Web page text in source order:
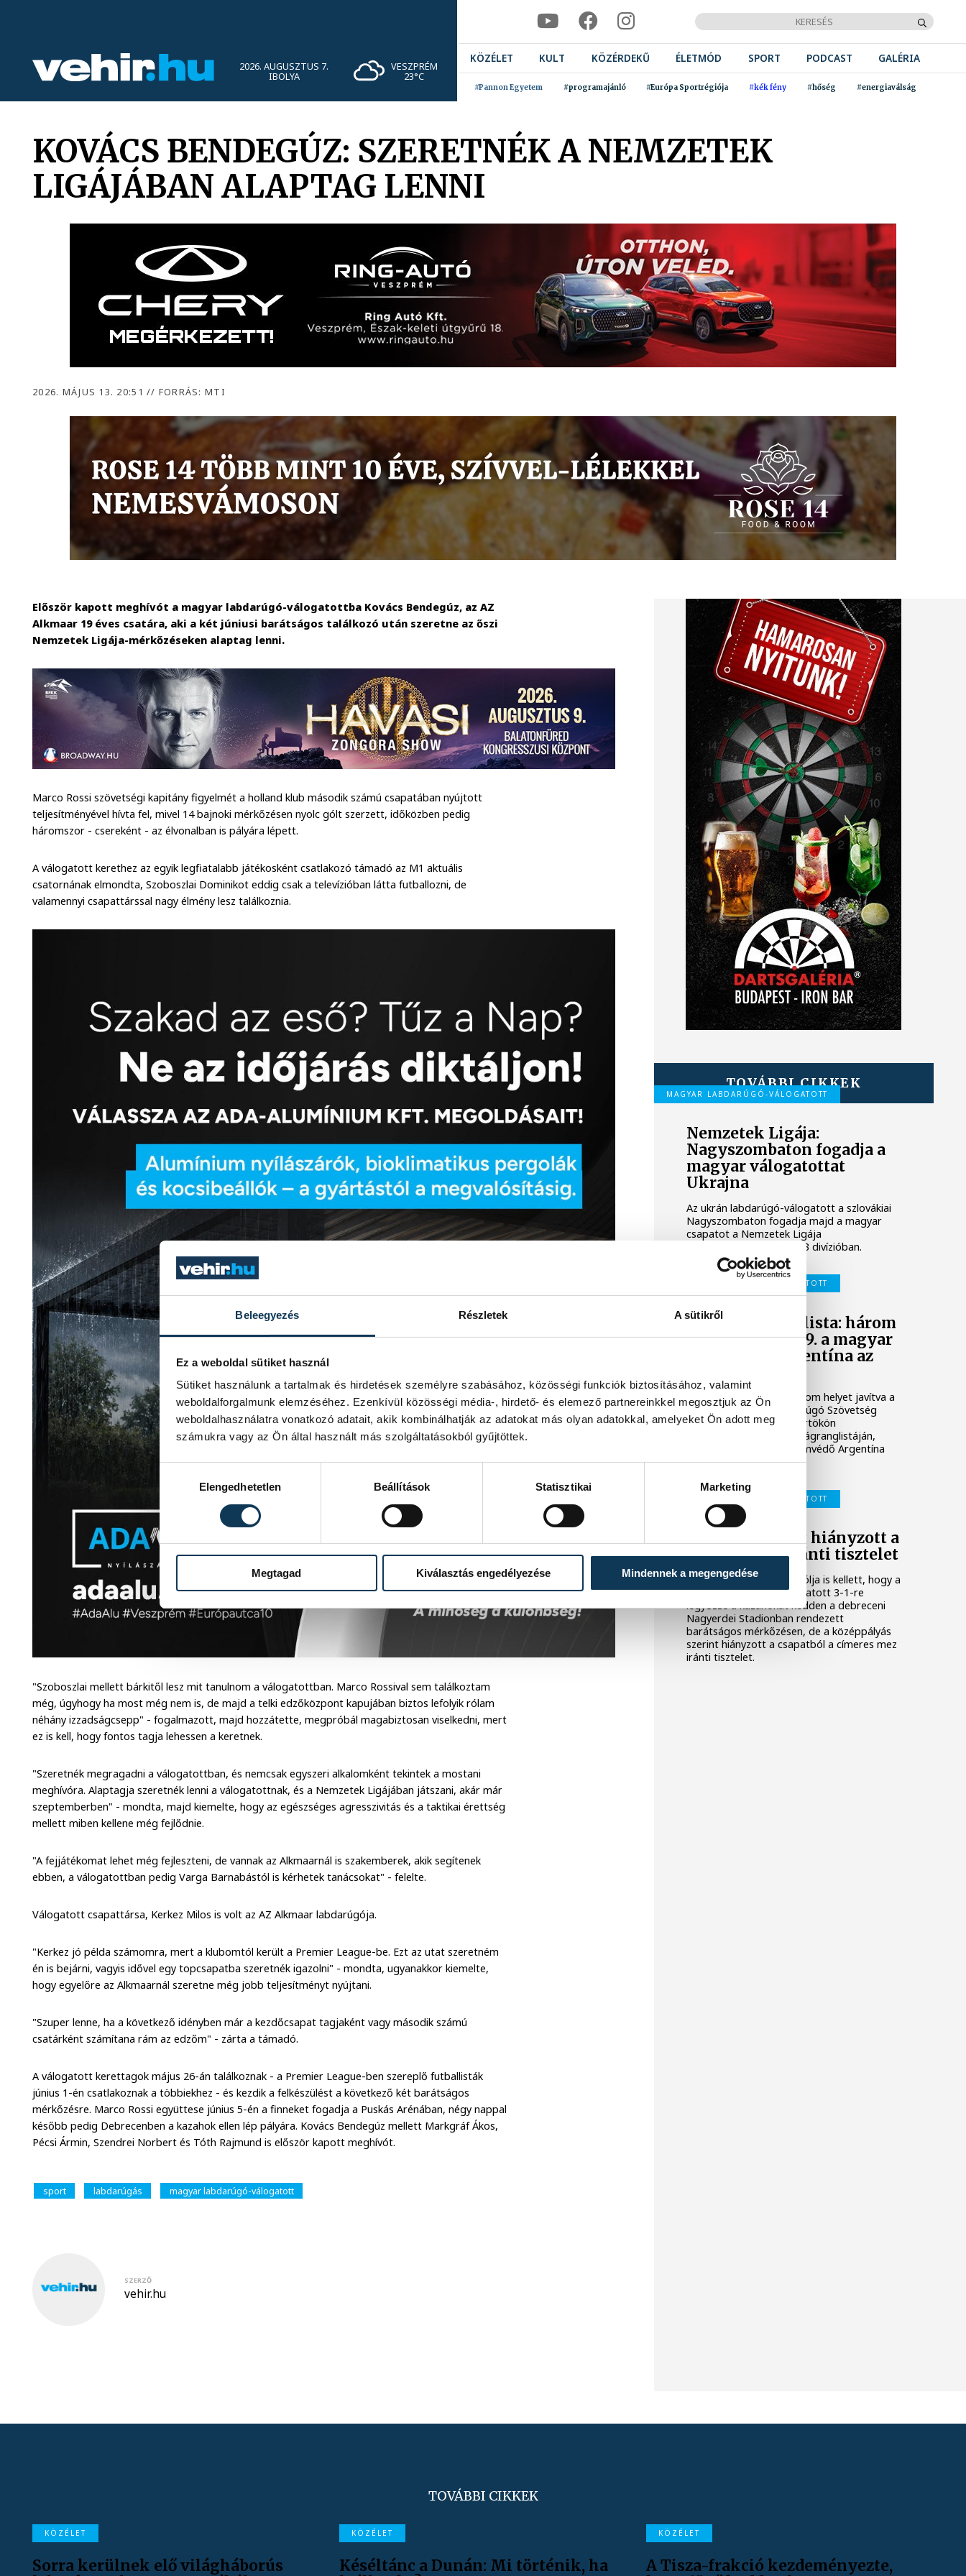
Beleegyezés Részletek A sütikről
Ez a weboldal sütiket használ
Sütiket használunk a tartalmak és hirdetések személyre szabásához, közösségi funkciók biztosításához, valamint
weboldalforgalmunk elemzéséhez. Ezenkívül közösségi média-, hirdető- és elemező partnereinkkel megosztjuk az Ön
weboldalhasználatra vonatkozó adatait, akik kombinálhatják az adatokat más olyan adatokkal, amelyeket Ön adott meg
számukra vagy az Ön által használt más szolgáltatásokból gyűjtöttek.
Elengedhetetlen
Beállítások Statisztikai Marketing
Megtagad Kiválasztás engedélyezése Mindennek a megengedése
2026. AUGUSZTUS 7.
IBOLYA
VESZPRÉM
23°C
KÖZÉLET KULT KÖZÉRDEKŰ ÉLETMÓD SPORT PODCAST GALÉRIA
#Pannon Egyetem #programajánló #Európa Sportrégiója #kék fény #hőség #energiaválság
KOVÁCS BENDEGÚZ: SZERETNÉK A NEMZETEK
LIGÁJÁBAN ALAPTAG LENNI
2026. MÁJUS 13. 20:51// FORRÁS: MTI
Először kapott meghívót a magyar labdarúgó-válogatottba Kovács Bendegúz, az AZ
Alkmaar 19 éves csatára, aki a két júniusi barátságos találkozó után szeretne az őszi
Nemzetek Ligája-mérkőzéseken alaptag lenni.
Marco Rossi szövetségi kapitány figyelmét a holland klub második számú csapatában nyújtott
teljesítményével hívta fel, mivel 14 bajnoki mérkőzésen nyolc gólt szerzett, időközben pedig
háromszor - csereként - az élvonalban is pályára lépett.
A válogatott kerethez az egyik legfiatalabb játékosként csatlakozó támadó az M1 aktuális
csatornának elmondta, Szoboszlai Dominikot eddig csak a televízióban látta futballozni, de
valamennyi csapattárssal nagy élmény lesz találkoznia.
"Szoboszlai mellett bárkitől lesz mit tanulnom a válogatottban. Marco Rossival sem találkoztam
még, úgyhogy ha most még nem is, de majd a telki edzőközpont kapujában biztos lefolyik rólam
néhány izzadságcsepp" - fogalmazott, majd hozzátette, megpróbál magabiztosan viselkedni, mert
ez is kell, hogy fontos tagja lehessen a keretnek.
"Szeretnék megragadni a válogatottban, és nemcsak egyszeri alkalomként tekintek a mostani
meghívóra. Alaptagja szeretnék lenni a válogatottnak, és a Nemzetek Ligájában játszani, akár már
szeptemberben" - mondta, majd kiemelte, hogy az egészséges agresszivitás és a taktikai érettség
mellett miben kellene még fejlődnie.
"A fejjátékomat lehet még fejleszteni, de vannak az Alkmaarnál is szakemberek, akik segítenek
ebben, a válogatottban pedig Varga Barnabástól is kérhetek tanácsokat" - felelte.
Válogatott csapattársa, Kerkez Milos is volt az AZ Alkmaar labdarúgója.
"Kerkez jó példa számomra, mert a klubomtól került a Premier League-be. Ezt az utat szeretném
én is bejárni, vagyis idővel egy topcsapatba szeretnék igazolni" - mondta, ugyanakkor kiemelte,
hogy egyelőre az Alkmaarnál szeretne még jobb teljesítményt nyújtani.
"Szuper lenne, ha a következő idényben már a kezdőcsapat tagjaként vagy második számú
csatárként számítana rám az edzőm" - zárta a támadó.
A válogatott kerettagok május 26-án találkoznak - a Premier League-ben szereplő futballisták
június 1-én csatlakoznak a többiekhez - és kezdik a felkészülést a következő két barátságos
mérkőzésre. Marco Rossi együttese június 5-én a finneket fogadja a Puskás Arénában, négy nappal
később pedig Debrecenben a kazahok ellen lép pályára. Kovács Bendegúz mellett Markgráf Ákos,
Pécsi Ármin, Szendrei Norbert és Tóth Rajmund is először kapott meghívót.
sport labdarúgás magyar labdarúgó-válogatott
SZERZŐ
vehir.hu
TOVÁBBI CIKKEK
MAGYAR LABDARÚGÓ-VÁLOGATOTT
Nemzetek Ligája:
Nagyszombaton fogadja a
magyar válogatottat
Ukrajna
Az ukrán labdarúgó-válogatott a szlovákiai
Nagyszombaton fogadja majd a magyar
csapatot a Nemzetek Ligája
másodosztályát jelentő B divízióban.
MAGYAR LABDARÚGÓ-VÁLOGATOTT
FIFA-világranglista: három
helyet javítva 39. a magyar
válogatott, Argentína az
A magyar válogatott három helyet javítva a
39. a Nemzetközi Labdarúgó Szövetség
(FIFA) legfrissebb, csütörtökön
nyilvánosságra hozott világranglistáján,
amelyet a világbajnoki címvédő Argentína
vezet.
MAGYAR LABDARÚGÓ-VÁLOGATOTT
Schäfer András: hiányzott a
címeres mez iránti tisztelet
Schäfer András bombagólja is kellett, hogy a
magyar labdarúgó-válogatott 3-1-re
legyőzze a kazahokat kedden a debreceni
Nagyerdei Stadionban rendezett
barátságos mérkőzésen, de a középpályás
szerint hiányzott a csapatból a címeres mez
iránti tisztelet.
TOVÁBBI CIKKEK
KÖZÉLET
Sorra kerülnek elő világháborús
KÖZÉLET
Késéltánc a Dunán: Mi történik, ha
KÖZÉLET
A Tisza-frakció kezdeményezte,